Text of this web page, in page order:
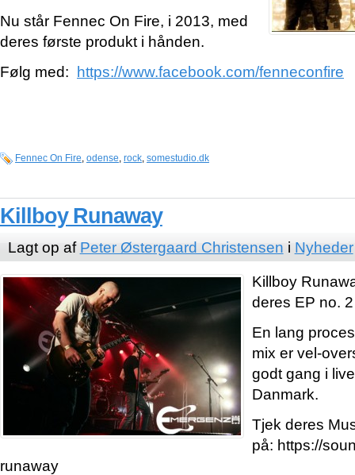
Nu står Fennec On Fire, i 2013, med
deres første produkt i hånden.
Følg med: https://www.facebook.com/fenneconfire
Fennec On Fire odense rock somestudio.dk
Killboy Runaway
Lagt op af Peter Østergaard Christensen i Nyheder
Killboy
deres EP no.
En lang
mix er vel-
godt gang i
Danmark.
Tjek deres
på: https://
runaway